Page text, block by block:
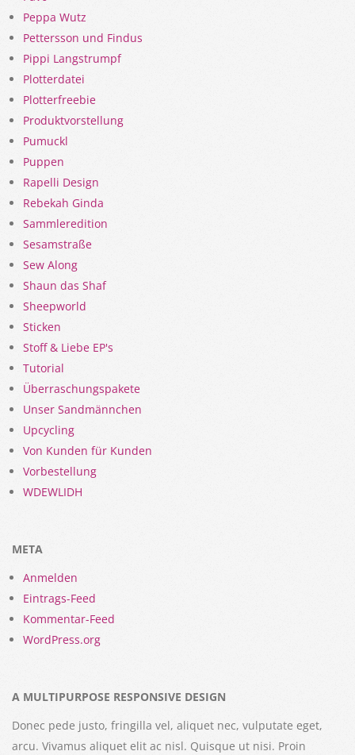
Peppa Wutz
Pettersson und Findus
Pippi Langstrumpf
Plotterdatei
Plotterfreebie
Produktvorstellung
Pumuckl
Puppen
Rapelli Design
Rebekah Ginda
Sammleredition
Sesamstraße
Sew Along
Shaun das Shaf
Sheepworld
Sticken
Stoff & Liebe EP's
Tutorial
Überraschungspakete
Unser Sandmännchen
Upcycling
Von Kunden für Kunden
Vorbestellung
WDEWLIDH
META
Anmelden
Eintrags-Feed
Kommentar-Feed
WordPress.org
A MULTIPURPOSE RESPONSIVE DESIGN
Donec pede justo, fringilla vel, aliquet nec, vulputate eget,
arcu. Vivamus aliquet elit ac nisl. Quisque ut nisi. Proin